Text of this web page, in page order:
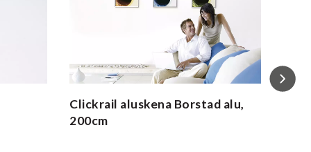
Clickrail aluskena Borstad alu,
200cm